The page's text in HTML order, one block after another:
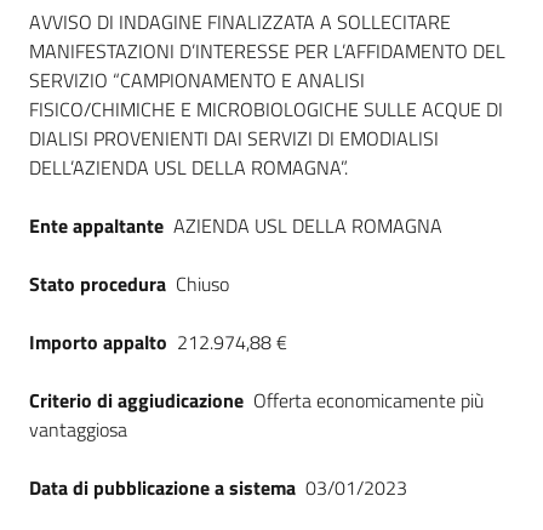
telematiche
English
Seguici
Dati del bando
AVVISO DI INDAGINE FINALIZZATA A SOLLECITARE
MANIFESTAZIONI D’INTERESSE PER L’AFFIDAMENTO DEL
SERVIZIO “CAMPIONAMENTO E ANALISI
FISICO/CHIMICHE E MICROBIOLOGICHE SULLE ACQUE DI
DIALISI PROVENIENTI DAI SERVIZI DI EMODIALISI
DELL’AZIENDA USL DELLA ROMAGNA”.
Ente appaltante AZIENDA USL DELLA ROMAGNA
Stato procedura Chiuso
Importo appalto 212.974,88 €
Criterio di aggiudicazione Offerta economicamente più
vantaggiosa
Data di pubblicazione a sistema 03/01/2023